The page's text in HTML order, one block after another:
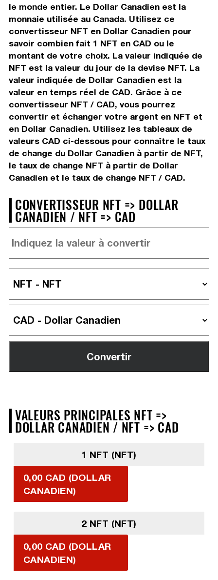
le monde entier. Le Dollar Canadien est la
monnaie utilisée au Canada. Utilisez ce
convertisseur NFT en Dollar Canadien pour
savoir combien fait 1 NFT en CAD ou le
montant de votre choix. La valeur indiquée de
NFT est la valeur du jour de la devise NFT. La
valeur indiquée de Dollar Canadien est la
valeur en temps réel de CAD. Grâce à ce
convertisseur NFT / CAD, vous pourrez
convertir et échanger votre argent en NFT et
en Dollar Canadien. Utilisez les tableaux de
valeurs CAD ci-dessous pour connaître le taux
de change du Dollar Canadien à partir de NFT,
le taux de change NFT à partir de Dollar
Canadien et le taux de change NFT / CAD.
CONVERTISSEUR NFT => DOLLAR
CANADIEN / NFT => CAD
VALEURS PRINCIPALES NFT =>
DOLLAR CANADIEN / NFT => CAD
1 NFT (NFT)
0,00 CAD (DOLLAR
CANADIEN)
2 NFT (NFT)
0,00 CAD (DOLLAR
CANADIEN)